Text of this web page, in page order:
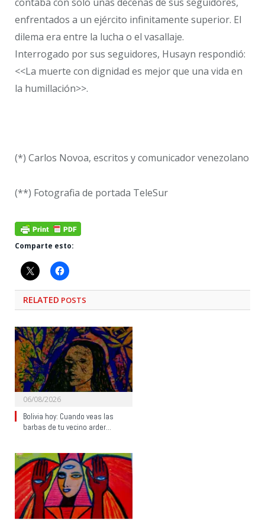
enfrentados a un ejército infinitamente superior. El
dilema era entre la lucha o el vasallaje.
Interrogado por sus seguidores, Husayn respondió:
<<La muerte con dignidad es mejor que una vida en
la humillación>>.
(*) Carlos Novoa, escritos y comunicador venezolano
(**) Fotografia de portada TeleSur
Comparte esto:
RELATED POSTS
06/08/2026
Bolivia hoy: Cuando veas las
barbas de tu vecino arder…